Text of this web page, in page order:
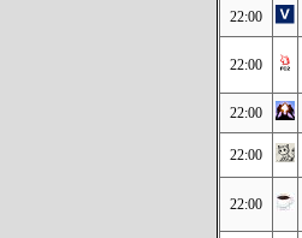
22:00
22:00
22:00
22:00
22:00